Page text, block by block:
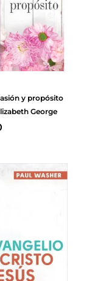
y propósito
George